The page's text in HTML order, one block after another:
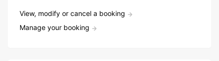
View, modify or cancel a booking
Manage your booking